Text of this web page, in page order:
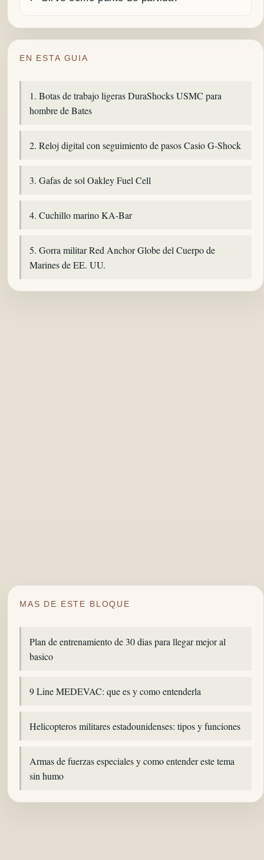
EN ESTA GUIA
1. Botas de trabajo ligeras DuraShocks USMC para
hombre de Bates
2. Reloj digital con seguimiento de pasos Casio G-Shock
3. Gafas de sol Oakley Fuel Cell
4. Cuchillo marino KA-Bar
5. Gorra militar Red Anchor Globe del Cuerpo de
Marines de EE. UU.
MAS DE ESTE BLOQUE
Plan de entrenamiento de 30 dias para llegar mejor al
basico
9 Line MEDEVAC: que es y como entenderla
Helicopteros militares estadounidenses: tipos y funciones
Armas de fuerzas especiales y como entender este tema
sin humo